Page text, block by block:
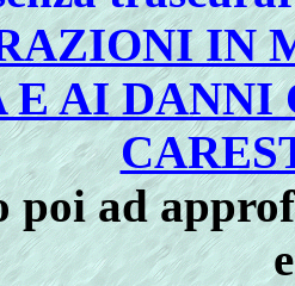
IN
E AI DANNI
poi ad